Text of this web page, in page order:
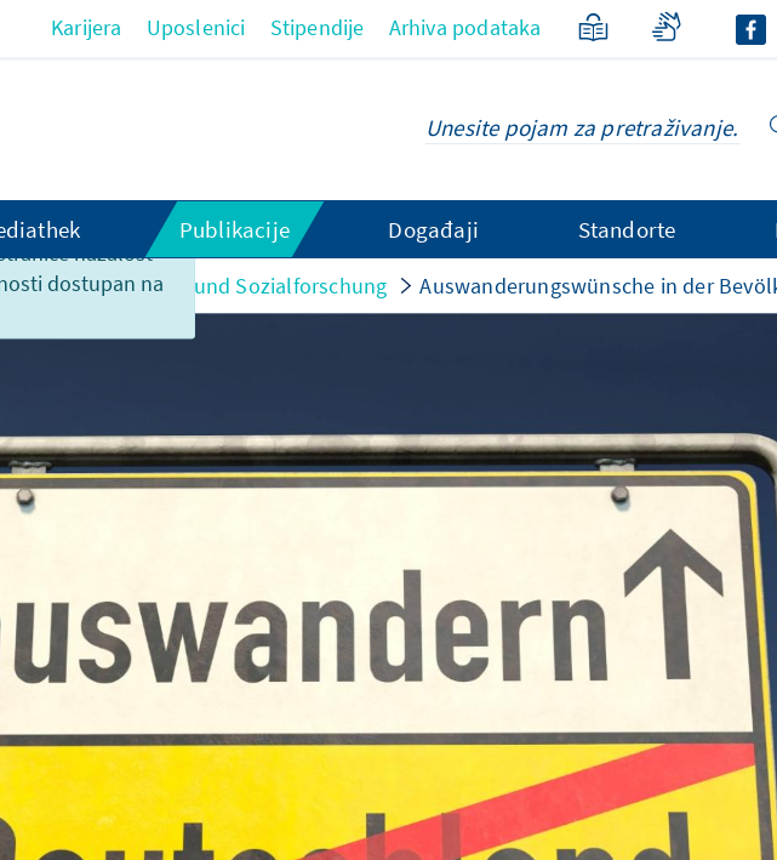
nažalost
dostupan na
Karijera Uposlenici Stipendije Arhiva podataka
Publikacije Događaji Standorte
Monitor Wahl- und Sozialforschung Auswanderungswünsche in der